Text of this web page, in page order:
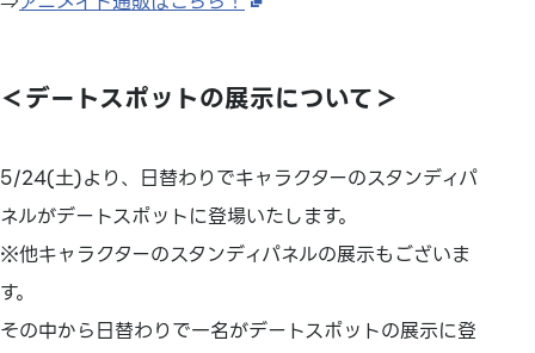
＜デートスポットの展示について＞
5/24(土)より、日替わりでキャラクターのスタンディパ
ネルがデートスポットに登場いたします。
※他キャラクターのスタンディパネルの展示もございま
す。
その中から日替わりで一名がデートスポットの展示に登